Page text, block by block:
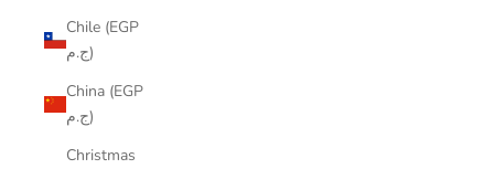
Chile (EGP
ج.م)
China (EGP
ج.م)
Christmas